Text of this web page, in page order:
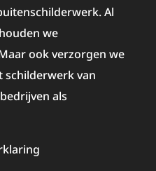
Al
we
ook verzorgen we
schilderwerkvan
als